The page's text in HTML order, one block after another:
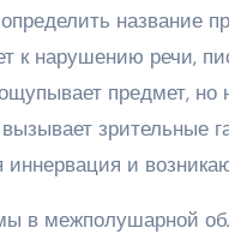
название
к нарушению речи,
предмет, но
зрительные
и
в межполушарной